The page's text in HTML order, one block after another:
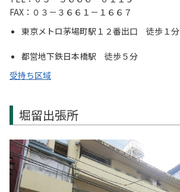
FAX：０３－３６６１－１６６７
東京メトロ茅場町駅１２番出口 徒歩１分
都営地下鉄日本橋駅 徒歩５分
受持ち区域
堀留出張所